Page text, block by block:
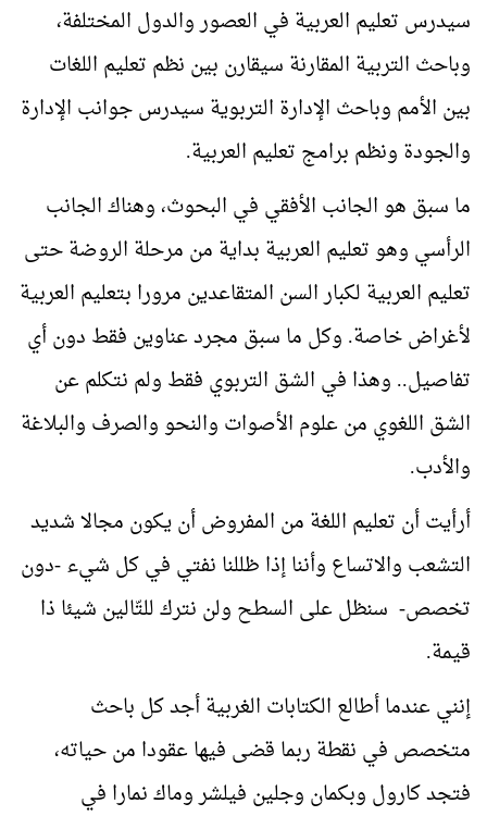
سيدرس تعليم العربية في العصور والدول المختلفة،
وباحث التربية المقارنة سيقارن بين نظم تعليم اللغات
بين الأمم وباحث الإدارة التربوية سيدرس جوانب الإدارة
والجودة ونظم برامج تعليم العربية.
ما سبق هو الجانب الأفقي في البحوث، وهناك الجانب
الرأسي وهو تعليم العربية بداية من مرحلة الروضة حتى
تعليم العربية لكبار السن المتقاعدين مرورا بتعليم العربية
لأغراض خاصة. وكل ما سبق مجرد عناوين فقط دون أي
تفاصيل.. وهذا في الشق التربوي فقط ولم نتكلم عن
الشق اللغوي من علوم الأصوات والنحو والصرف والبلاغة
والأدب.
أرأيت أن تعليم اللغة من المفروض أن يكون مجالا شديد
التشعب والاتساع وأننا إذا ظللنا نفتي في كل شيء -دون
تخصص- سنظل على السطح ولن نترك للتّالين شيئا ذا
قيمة.
إنني عندما أطالع الكتابات الغربية أجد كل باحث
متخصص في نقطة ربما قضى فيها عقودا من حياته،
فتجد كارول وبكمان وجلين فيلشر وماك نمارا في